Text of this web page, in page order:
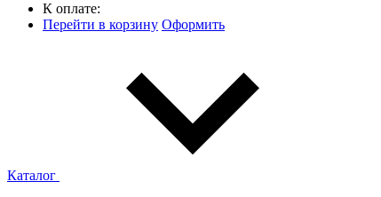
К оплате:
Перейти в корзину Оформить
Каталог